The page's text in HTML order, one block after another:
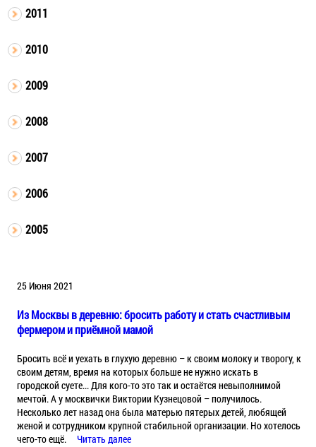
2011
2010
2009
2008
2007
2006
2005
25 Июня 2021
Из Москвы в деревню: бросить работу и стать счастливым
фермером и приёмной мамой
Бросить всё и уехать в глухую деревню – к своим молоку и творогу, к
своим детям, время на которых больше не нужно искать в
городской суете... Для кого-то это так и остаётся невыполнимой
мечтой. А у москвички Виктории Кузнецовой – получилось.
Несколько лет назад она была матерью пятерых детей, любящей
женой и сотрудником крупной стабильной организации. Но хотелось
чего-то ещё.
Читать далее